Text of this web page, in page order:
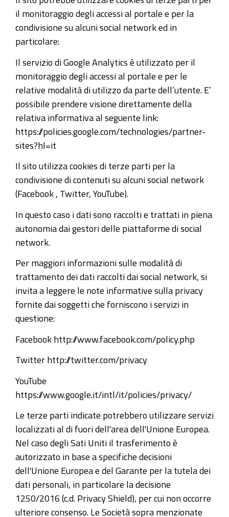
il monitoraggio degli accessi al portale e per la
condivisione su alcuni social network ed in
particolare:
Il servizio di Google Analytics è utilizzato per il
monitoraggio degli accessi al portale e per le
relative modalità di utilizzo da parte dell’utente. E’
possibile prendere visione direttamente della
relativa informativa al seguente link:
https://policies.google.com/technologies/partner-
sites?hl=it
Il sito utilizza cookies di terze parti per la
condivisione di contenuti su alcuni social network
(Facebook , Twitter, YouTube).
In questo caso i dati sono raccolti e trattati in piena
autonomia dai gestori delle piattaforme di social
network.
Per maggiori informazioni sulle modalità di
trattamento dei dati raccolti dai social network, si
invita a leggere le note informative sulla privacy
fornite dai soggetti che forniscono i servizi in
questione:
Facebook http://www.facebook.com/policy.php
Twitter http://twitter.com/privacy
YouTube
https://www.google.it/intl/it/policies/privacy/
Le terze parti indicate potrebbero utilizzare servizi
localizzati al di fuori dell'area dell'Unione Europea.
Nel caso degli Sati Uniti il trasferimento è
autorizzato in base a specifiche decisioni
dell'Unione Europea e del Garante per la tutela dei
dati personali, in particolare la decisione
1250/2016 (c.d. Privacy Shield), per cui non occorre
ulteriore consenso. Le Società sopra menzionate